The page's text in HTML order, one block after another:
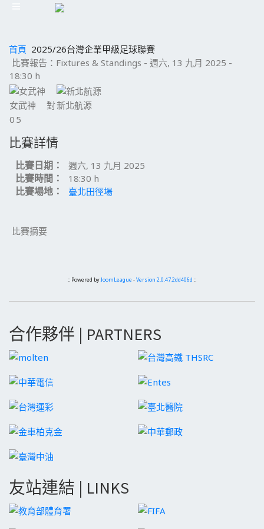
首頁 2025/26台灣企業甲級足球聯賽
比賽報告：Fixtures & Standings - 週六, 13 九月 2025 -
18:30 h
女武神 對新北航源
0 5
比賽詳情
比賽日期： 週六, 13 九月 2025
比賽時間： 18:30 h
比賽場地： 臺北田徑場
比賽摘要
:: Powered by JoomLeague -Version 2.0.47.2dd406d ::
合作夥伴 | PARTNERS
友站連結 | LINKS